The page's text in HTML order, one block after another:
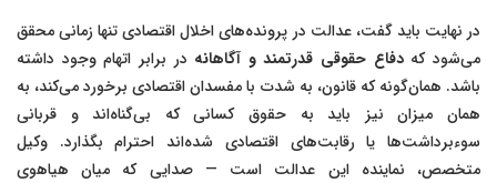
در نهایت باید گفت، عدالت در پرونده‌های اخلال اقتصادی تنها زمانی محقق
می‌شود کهدفاع حقوقی قدرتمند و آگاهانه در برابر اتهام وجود داشته
باشد. همان‌گونه که قانون، به شدت با مفسدان اقتصادی برخورد می‌کند، به
همان میزان نیز باید به حقوق کسانی که بی‌گناه‌اند و قربانی
سوءبرداشت‌ها یا رقابت‌های اقتصادی شده‌اند احترام بگذارد. وکیل
متخصص، نماینده این عدالت است — صدایی که میان هیاهوی